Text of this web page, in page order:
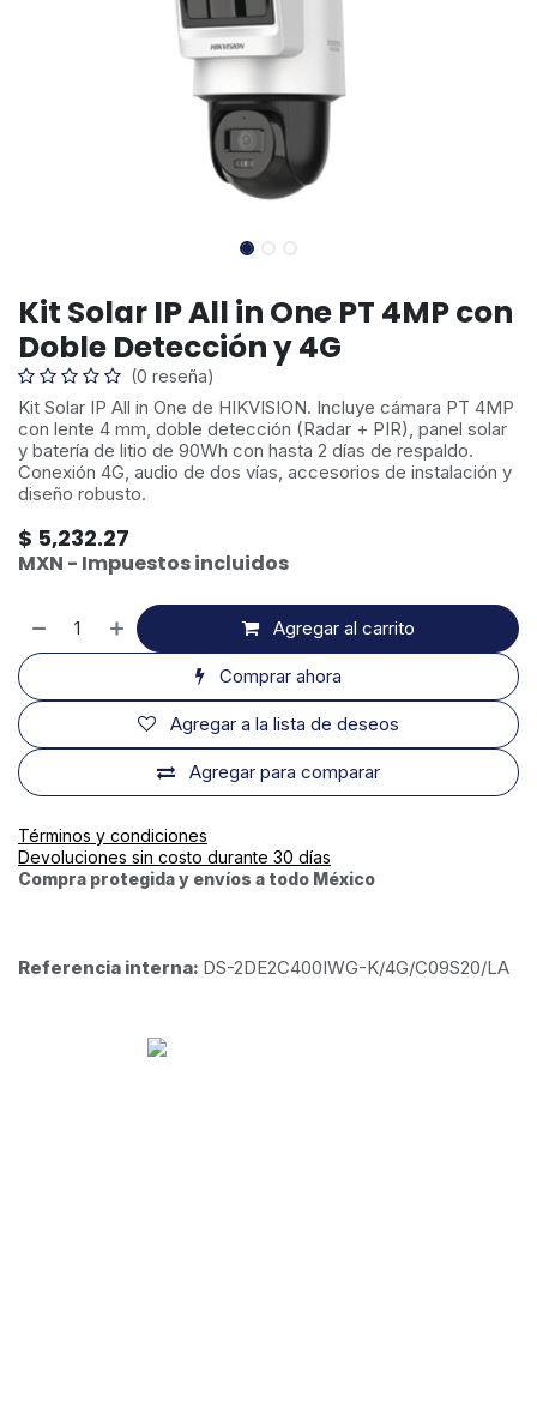
Kit Solar IP All in One PT 4MP con
Doble Detección y 4G
(0 reseña)
Kit Solar IP All in One de HIKVISION. Incluye cámara PT 4MP
con lente 4 mm, doble detección (Radar + PIR), panel solar
y batería de litio de 90Wh con hasta 2 días de respaldo.
Conexión 4G, audio de dos vías, accesorios de instalación y
diseño robusto.
$ 5,232.27
MXN - Impuestos incluidos
Agregar al carrito
Comprar ahora
Agregar para comparar
Agregar a la lista de deseos
Términos y condiciones
Devoluciones sin costo durante 30 días
Compra protegida y envíos a todo México
Referencia interna: DS-2DE2C400IWG-K/4G/C09S20/LA